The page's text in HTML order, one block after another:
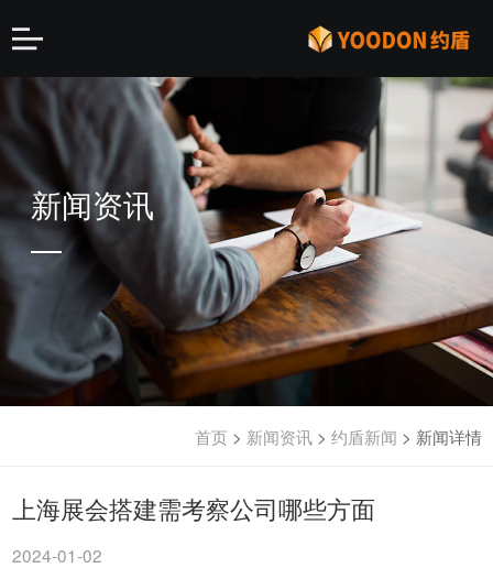
新闻资讯
首页 > 新闻资讯> 约盾新闻 > 新闻详情
上海展会搭建需考察公司哪些方面
2024-01-02